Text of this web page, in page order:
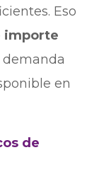
Eso
importe
en
de